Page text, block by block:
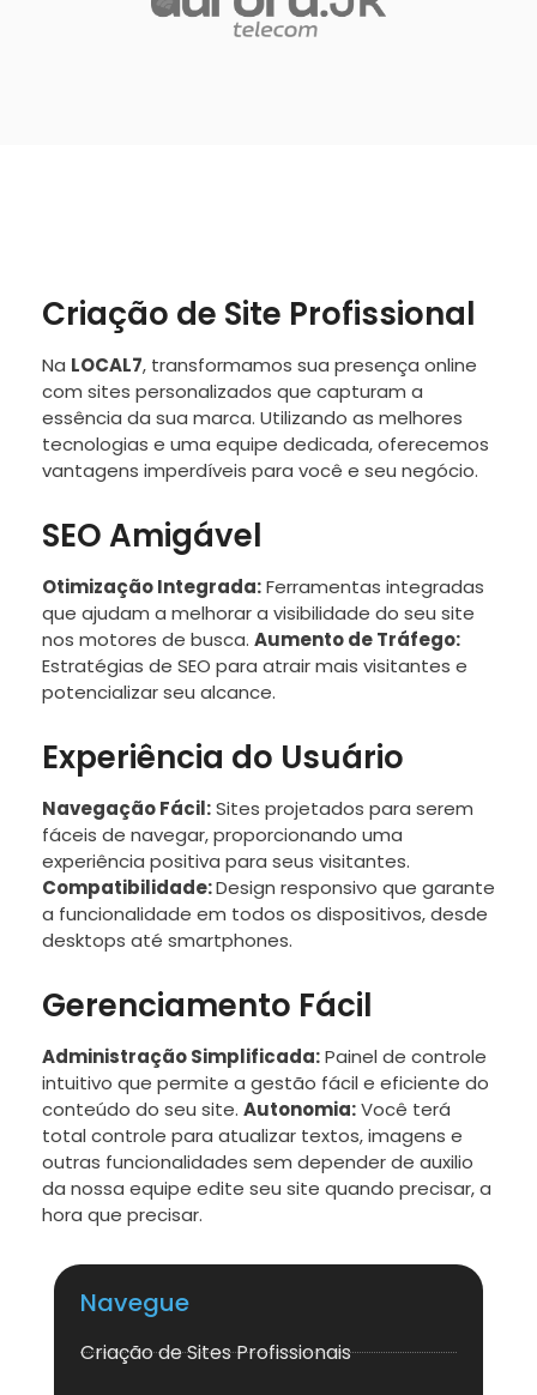
Criação de Site Profissional
Na LOCAL7, transformamos sua presença online
com sites personalizados que capturam a
essência da sua marca. Utilizando as melhores
tecnologias e uma equipe dedicada, oferecemos
vantagens imperdíveis para você e seu negócio.
SEO Amigável
Otimização Integrada:Ferramentas integradas
que ajudam a melhorar a visibilidade do seu site
nos motores de busca. Aumento de Tráfego:
Estratégias de SEO para atrair mais visitantes e
potencializar seu alcance.
Experiência do Usuário
Navegação Fácil:Sites projetados para serem
fáceis de navegar, proporcionando uma
experiência positiva para seus visitantes.
Compatibilidade:Design responsivo que garante
a funcionalidade em todos os dispositivos, desde
desktops até smartphones.
Gerenciamento Fácil
Administração Simplificada:Painel de controle
intuitivo que permite a gestão fácil e eficiente do
conteúdo do seu site. Autonomia:Você terá
total controle para atualizar textos, imagens e
outras funcionalidades sem depender de auxilio
da nossa equipe edite seu site quando precisar, a
hora que precisar.
Navegue
Criação de Sites Profissionais